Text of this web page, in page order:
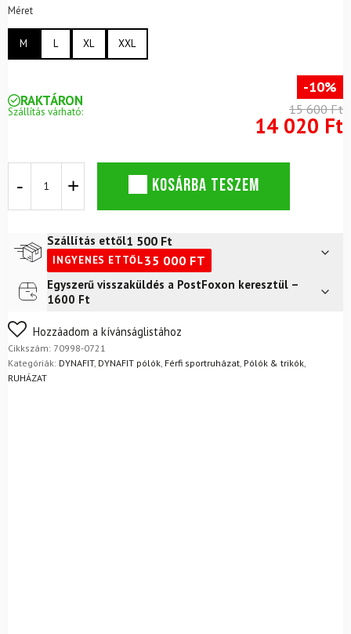
Méret
M L XL XXL
RAKTÁRON
Szállítás várható:
-10%
15 600 Ft
14 020 Ft
grafikus
ujjú
Cinder
Beer
mennyiség
KOSÁRBA TESZEM
Szállítás ettől1 500 Ft
INGYENES ETTŐL35 000 FT
Futár a címre2 400
FoxPost
Egyszerű visszaküldés a PostFoxon keresztül –
1600 Ft
Nem biztos a választásában? Semmi gond – a terméket
egyszerűen visszaküldheti 14 napon belül, indoklás nélkül.
Mik a visszaküldés feltételei?
Hozzáadom a kívánságlistához
Cikkszám: 70998-0721
Kategóriák: DYNAFIT, DYNAFIT pólók Férfi sportruházat Pólók & trikók
RUHÁZAT